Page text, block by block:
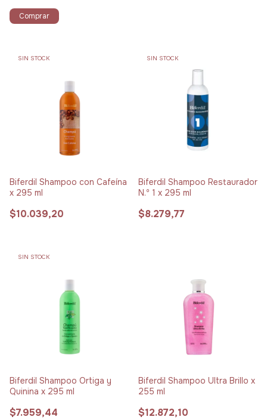
Comprar
SIN STOCK
Biferdil Shampoo con Cafeína
x 295 ml
$10.039,20
SIN STOCK
Biferdil Shampoo Restaurador
N.º 1 x 295 ml
$8.279,77
SIN STOCK
Biferdil Shampoo Ortiga y
Quinina x 295 ml
$7.959,44
Biferdil Shampoo Ultra Brillo x
255 ml
$12.872,10